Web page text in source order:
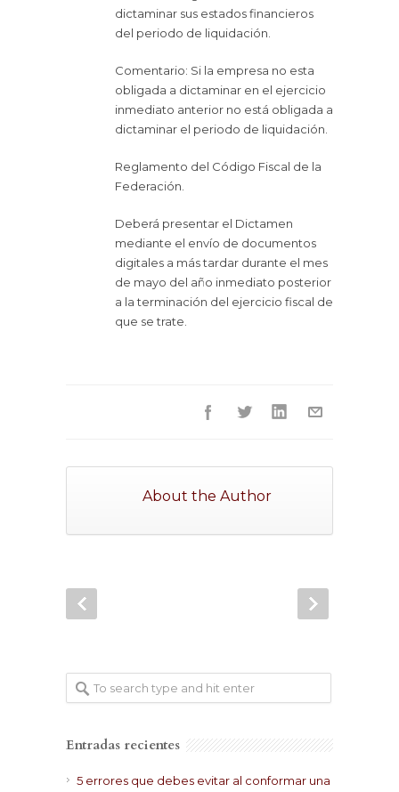
dictaminar sus estados financieros
del periodo de liquidación.
Comentario: Si la empresa no esta
obligada a dictaminar en el ejercicio
inmediato anterior no está obligada a
dictaminar el periodo de liquidación.
Reglamento del Código Fiscal de la
Federación.
Deberá presentar el Dictamen
mediante el envío de documentos
digitales a más tardar durante el mes
de mayo del año inmediato posterior
a la terminación del ejercicio fiscal de
que se trate.
About the Author
Entradas recientes
5 errores que debes evitar al conformar una